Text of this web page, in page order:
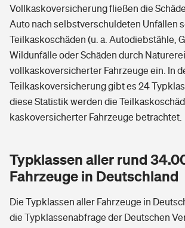
Vollkaskoversicherung fließen die
Auto nach selbstverschuldeten Unfällen
Teilkaskoschäden (u. a. Autodiebstähle,
Wildunfälle oder Schäden durch
vollkaskoversicherter Fahrzeuge ein. In
Teilkaskoversicherung gibt es 24
diese Statistik werden die
kaskoversicherter Fahrzeuge betrachtet.
Typklassen aller rund
Fahrzeuge in Deutschland
Die Typklassen aller Fahrzeuge in
die Typklassenabfrage der Deutschen